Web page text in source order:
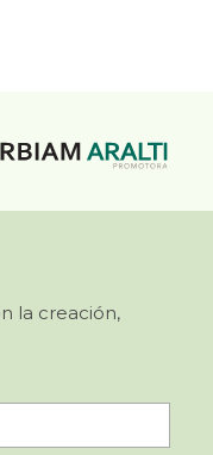
la creación,